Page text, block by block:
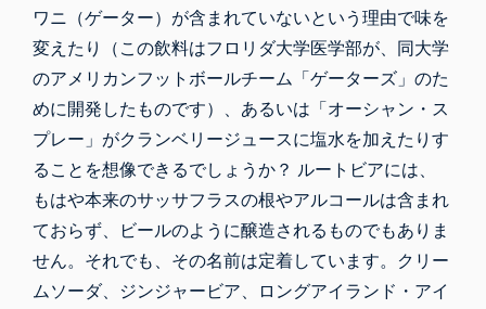
ワニ（ゲーター）が含まれていないという理由で味を
変えたり（ この飲料はフロリダ大学医学部が、同大学
のアメリカンフットボールチーム「ゲーターズ 」のた
めに開発したものです）、あるいは「オーシャン・ス
プレー」がクランベリージュースに塩水を加えたりす
ることを想像できるでしょうか？ ルートビアには、
もはや本来のサッサフラスの根やアルコールは含まれ
ておらず、ビールのように醸造されるものでもありま
せん。それでも、その名前は定着しています。クリー
ムソーダ、ジンジャービア、ロングアイランド・アイ